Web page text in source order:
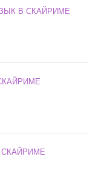
В СКАЙРИМЕ